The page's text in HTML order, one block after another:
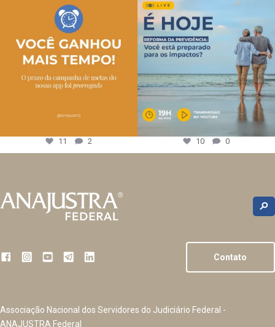
11 2 10 0
Contato
Associação Nacional dos Servidores do Judiciário Federal -
ANAJUSTRA Federal